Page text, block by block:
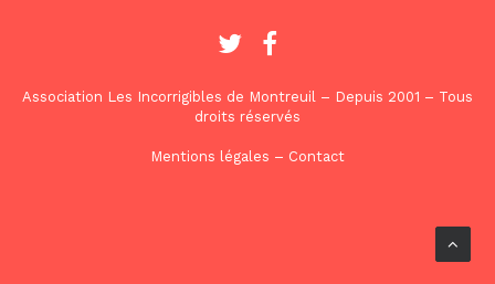
Association Les Incorrigibles de Montreuil – Depuis 2001 – Tous
droits réservés
Mentions légales – Contact